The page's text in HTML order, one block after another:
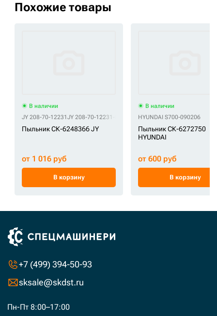
Похожие товары
В наличии
JY 208-70-12231 JY 208-70-12231-ETP
Пыльник СК-6248366 JY
от 1 016 руб
В корзину
В наличии
HYUNDAI S700-090206
Пыльник СК-6272750
HYUNDAI
от 600 руб
В корзину
+7 (499) 394-50-93
sksale@skdst.ru
Пн-Пт 8:00–17:00